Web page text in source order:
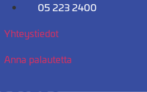
Mene
05 223 2400
Yhteystiedot
Anna palautetta